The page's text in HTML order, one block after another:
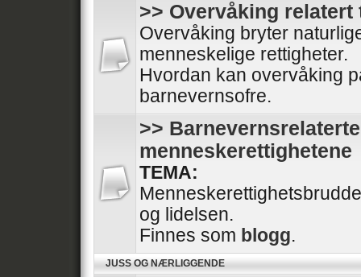
>> Overvåking
Overvåking bryter
menneskelige rettigheter.
Hvordan kan overvåking
barnevernsofre.
>>
menneskerettighetene
TEMA:
og lidelsen.
Finnes som blogg.
JUSS OG NÆRLIGGENDE